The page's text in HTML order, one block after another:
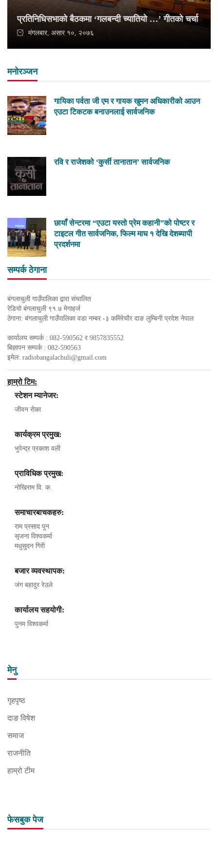
प्रतिनिधिसभाको बैठकमा ‘गलबन्दी च्यातियो …’ गीतको चर्चा
मंगलबार, असार १०, २०७६
मनोरञ्जन
गायिका पर्वता जी एम र गायक खुमन अधिकारीको आउन
एउटा टिकटक बनाउनलाई सार्वजनिक
रवि र राजेशको ‘कुर्सी तानातान’ सार्वजनिक
छायाँ सेन्टरमा “एउटा यस्तो प्रेम कहानी”को पोष्टर र
टाइटल गीत सार्वजनिक, फिल्म माघ १ देखि देशब्यापी
प्रदर्शनमा
सम्पर्क ठेगाना
बंगलाचुली गाउँपालिका द्वारा संचालित
रेडियो बंगलाचुली ९१.७ मेगाहर्ज
ठेगाना: बंगलाचुली गाउँपालिका वडा नम्बर -३ कमिरेचौर दाङ लुम्बिनी प्रदेश नेपाल
कार्यालय सम्पर्क : 082-590562 र 9857835552
बिज्ञापन सम्पर्क : 082-590563
इमेल: radiobangalachuli@gmail.com
हाम्रो टिम:
स्टेशन म्यानेजर:
जीवन रोका
कार्यक्रम प्रमुख:
भुपेन्द्र प्रकाश वली
प्राविधिक प्रमुख:
नोखिराम वि. क.
समाचारबाचकहरु:
राम प्रसाद पुन
सृजना विश्वकर्मा
मधुसुदन गिरी
बजार व्यवस्थापक:
जंग बहादुर रेउले
कार्यालय सहयोगी:
पुनम विश्वकर्मा
मेनु
गृहपृष्ठ
दाङ विषेश
समाज
राजनीति
हाम्रो टीम
फेसबुक पेज